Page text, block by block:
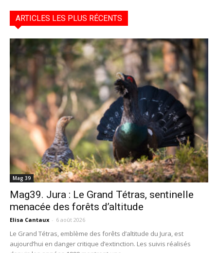
ARTICLES LES PLUS RÉCENTS
Mag 39
Mag39. Jura : Le Grand Tétras, sentinelle
menacée des forêts d’altitude
Elisa Cantaux - 6 août 2026
Le Grand Tétras, emblème des forêts d’altitude du Jura, est
aujourd’hui en danger critique d’extinction. Les suivis réalisés